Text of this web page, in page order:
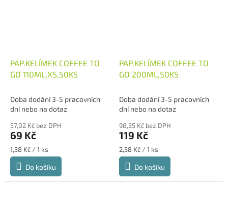
PAP.KELÍMEK COFFEE TO
GO 110ML,XS,50KS
Doba dodání 3-5 pracovních
dní nebo na dotaz
57,02 Kč bez DPH
69 Kč
Měrná
cena:
1,38 Kč / 1 ks
Do košíku
PAP.KELÍMEK COFFEE TO
GO 200ML,50KS
Doba dodání 3-5 pracovních
dní nebo na dotaz
98,35 Kč bez DPH
119 Kč
Měrná
cena:
2,38 Kč / 1 ks
Do košíku